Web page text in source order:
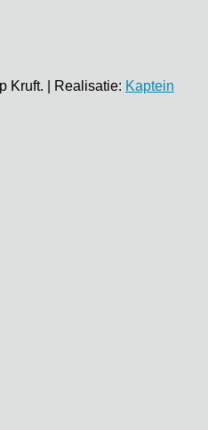
Kruft. | Realisatie: Kaptein